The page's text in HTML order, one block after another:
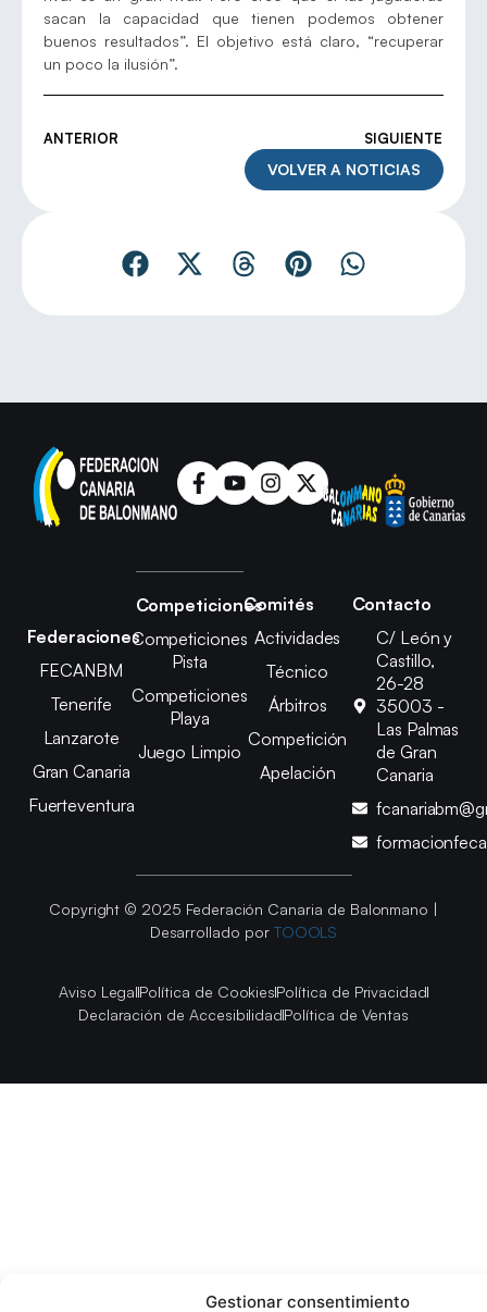
Gestionar consentimiento
sacan la capacidad que tienen podemos obtener
buenos resultados”. El objetivo está claro, “recuperar
un poco la ilusión”.
ANTERIOR SIGUIENTE
VOLVER A NOTICIAS
Federaciones
FECANBM
Tenerife
Lanzarote
Gran Canaria
Fuerteventura
Competiciones
Competiciones
Pista
Competiciones
Playa
Juego Limpio
Comités
Actividades
Técnico
Árbitros
Competición
Apelación
Contacto
C/ León y
Castillo,
26-28
35003 -
Las Palmas
de Gran
Canaria
Copyright © 2025 Federación Canaria de Balonmano |
Desarrollado por TOOOLS
Aviso LegalPolítica de CookiesPolítica de Privacidad
Declaración de AccesibilidadPolítica de Ventas